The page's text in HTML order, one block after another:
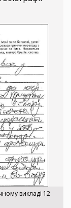
викладі 12